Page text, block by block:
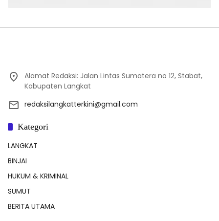
Alamat Redaksi: Jalan Lintas Sumatera no 12, Stabat,
Kabupaten Langkat
redaksilangkatterkini@gmail.com
Kategori
LANGKAT
BINJAI
HUKUM & KRIMINAL
SUMUT
BERITA UTAMA